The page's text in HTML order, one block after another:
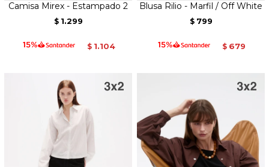
Camisa Mirex - Estampado 2
$ 1.299
$ 1.104
Blusa Rilio - Marfil / Off White
$ 799
$ 679